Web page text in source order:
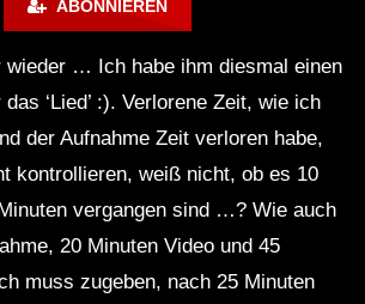
techno mix – Muzaikfm 038
Techno Sessions Episode 055
TECHNO || Selection 084 ||
Boundaries
ABONNIEREN
wieder … Ich habe ihm diesmal einen
‘Lied’ :). Verlorene Zeit, wie ich
der Aufnahme Zeit verloren habe,
kontrollieren, weiß nicht, ob es 10
vergangen sind …? Wie auch
20 Minuten Video und 45
muss zugeben, nach 25 Minuten